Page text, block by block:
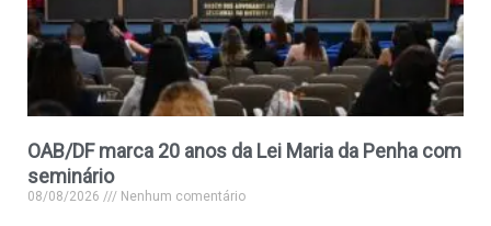
OAB/DF marca 20 anos da Lei Maria da Penha com
seminário
08/08/2026 Nenhum comentário